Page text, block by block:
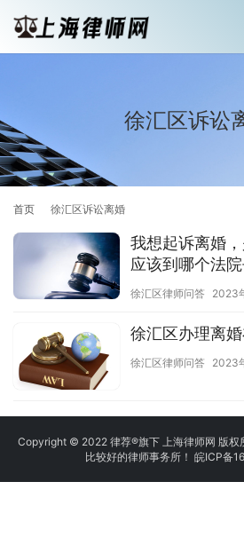
徐汇区诉讼
首页 徐汇区诉讼离婚
我想起诉离婚
应该到哪个法
徐汇区律师问答 2023
徐汇区办理离
徐汇区律师问答 2023
Copyright © 2022 律荐®旗下 上海律师网 版权
比较好的律师事务所！ 皖ICP备